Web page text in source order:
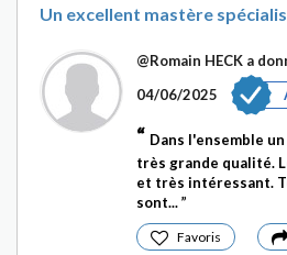
Un excellent mastère
@Romain HECK a
04/06/2025
Dans l'ensemble
très grande qualité.
et très intéressant.
sont...
Favoris